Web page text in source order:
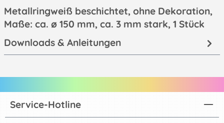
Metallringweiß beschichtet, ohne Dekoration,
Maße: ca. ø 150 mm, ca. 3 mm stark, 1 Stück
Downloads & Anleitungen
Service-Hotline